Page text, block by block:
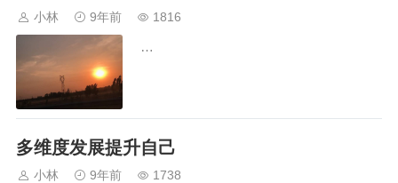
小林 9年前 1816
…
多维度发展提升自己
小林 9年前 1738